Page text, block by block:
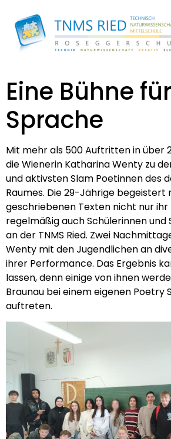
Eine Bühne für
Sprache
Mit mehr als 500 Auftritten in über
die Wienerin Katharina Wenty zu
und aktivsten Slam Poetinnen des
Raumes. Die 29-Jährige begeistert
geschriebenen Texten nicht nur ihr
regelmäßig auch Schülerinnen und
an der TNMS Ried. Zwei
Wenty mit den Jugendlichen an
ihrer Performance. Das Ergebnis
lassen, denn einige von ihnen
Braunau bei einem eigenen Poetry
auftreten.